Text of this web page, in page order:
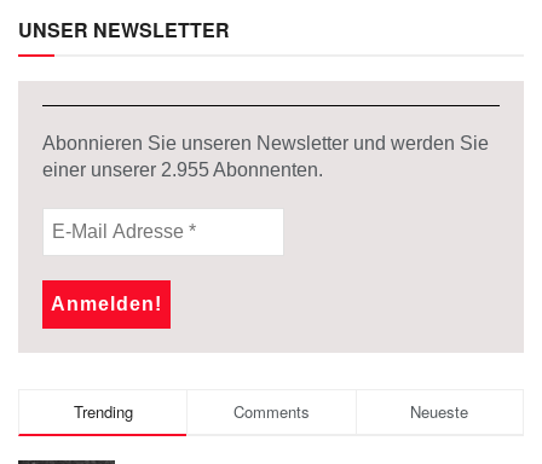
UNSER NEWSLETTER
Abonnieren Sie unseren Newsletter und werden Sie
einer unserer 2.955Abonnenten.
Trending Comments Neueste